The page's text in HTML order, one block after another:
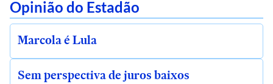
Opinião do Estadão
Marcola é Lula
Sem perspectiva de juros baixos